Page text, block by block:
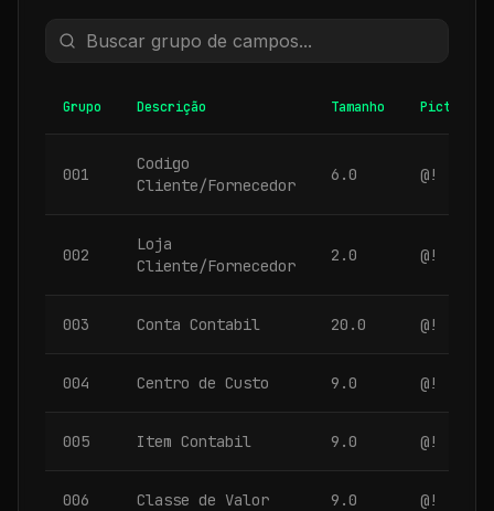
Grupo Descrição Tamanho Picture
001
Codigo
Cliente/Fornecedor
6.0 @!
002
Loja
Cliente/Fornecedor
2.0 @!
003 Conta Contabil 20.0 @!
004 Centro de Custo 9.0 @!
005 Item Contabil 9.0 @!
006 Classe de Valor 9.0 @!